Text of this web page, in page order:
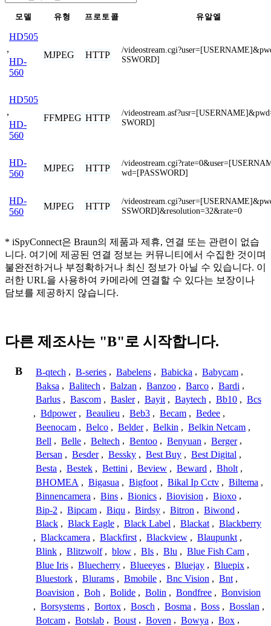
모델 유형 프로토콜 유알엘
HD505
,
HD-
560
MJPEG HTTP
/
SSWORD]
HD505
,
HD-
560
FFMPEG HTTP
/
SWORD]
HD-
560
MJPEG HTTP
/
wd=[PASSWORD]
HD-
560
MJPEG HTTP
/
SSWORD]&resolution=32&rate=0
* iSpyConnect은 Braun의 제품과 제휴, 연결 또는 관련이 없습
니다. 여기에 제공된 연결 정보는 커뮤니티에서 수집한 것이며
불완전하거나 부정확하거나 최신 정보가 아닐 수 있습니다. 이
러한 URL을 사용하여 카메라에 연결할 수 있다는 보장이나
담보를 제공하지 않습니다.
다른 제조사는 "B"로 시작합니다.
B B-qtech , B-series , Babelens , Babicka , Babycam ,
Baksa , Balitech , Balzan , Banzoo , Barco , Bardi ,
Barlus , Bascom , Basler , Bayit , Baytech , Bb10 , Bcs
, Bdpower , Beaulieu , Beb3 , Becam , Bedee ,
Beenocam , Belco , Belder , Belkin , Belkin Netcam ,
Bell , Belle , Beltech , Bentoo , Benyuan , Berger ,
Bersan , Besder , Bessky , Best Buy , Best Digital ,
Besta , Bestek , Bettini , Beview , Beward , Bholt ,
BHOMEA , Bigasua , Bigfoot , Bikal Ip Cctv , Biltema ,
Binnencamera , Bins , Bionics , Biovision , Bioxo ,
Bip-2 , Bipcam , Biqu , Birdsy , Bitron , Biwond ,
Black , Black Eagle , Black Label , Blackat , Blackberry
, Blackcamera , Blackfirst , Blackview , Blaupunkt ,
Blink , Blitzwolf , blow , Bls , Blu , Blue Fish Cam ,
Blue Iris , Bluecherry , Blueeyes , Bluejay , Bluepix ,
Bluestork , Blurams , Bmobile , Bnc Vision , Bnt ,
Boavision , Boh , Bolide , Bolin , Bondfree , Bonvision
, Borsystems , Bortox , Bosch , Bosma , Boss , Bosslan ,
Botcam , Botslab , Boust , Boven , Bowya , Box ,